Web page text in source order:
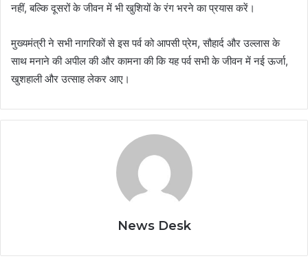
नहीं, बल्कि दूसरों के जीवन में भी खुशियों के रंग भरने का प्रयास करें।
मुख्यमंत्री ने सभी नागरिकों से इस पर्व को आपसी प्रेम, सौहार्द और उल्लास के
साथ मनाने की अपील की और कामना की कि यह पर्व सभी के जीवन में नई ऊर्जा,
खुशहाली और उत्साह लेकर आए।
News Desk